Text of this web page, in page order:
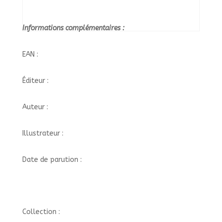
Informations complémentaires :
EAN :
Éditeur :
Auteur :
Illustrateur :
Date de parution :
Collection :